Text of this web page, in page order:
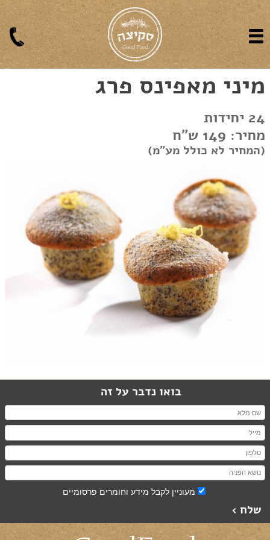
מיני מאפינס פרג
24 יחידות
מחיר: 149 ש"ח
(המחיר לא כולל מע"מ)
בואו נדבר על זה
מעוניין לקבל מידע וחומרים פרסומיים